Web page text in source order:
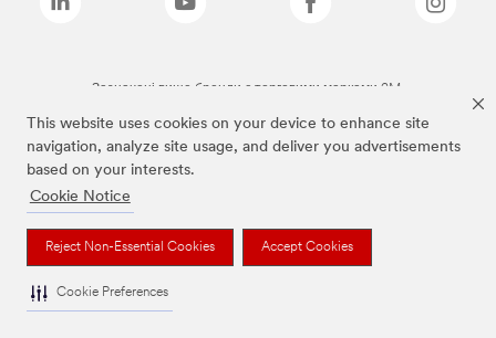
This website uses cookies on your device to enhance site
navigation, analyze site usage, and deliver you advertisements
based on your interests.
Cookie Notice
Reject Non-Essential Cookies Accept Cookies
Cookie Preferences
Зазначені вище бренди є торговими марками 3M.